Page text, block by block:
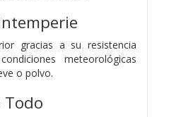
gracias a su resistencia
meteorológicas
o polvo.
Todo